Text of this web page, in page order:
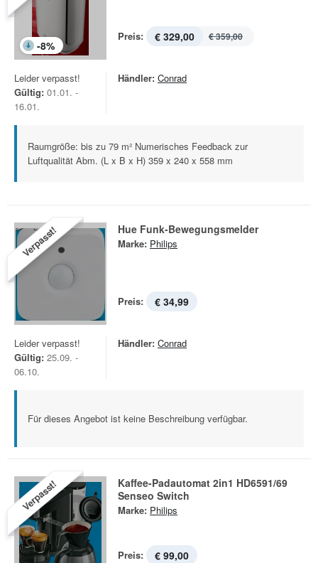
-8%
Preis: € 329,00 € 359,00
Leider verpasst!
Gültig: 01.01. -
16.01.
Händler: Conrad
Raumgröße: bis zu 79 m² Numerisches Feedback zur
Luftqualität Abm. (L x B x H) 359 x 240 x 558 mm
Verpasst! Hue Funk-Bewegungsmelder
Marke: Philips
Preis: € 34,99
Leider verpasst!
Gültig: 25.09. -
06.10.
Händler: Conrad
Für dieses Angebot ist keine Beschreibung verfügbar.
Verpasst!
Kaffee-Padautomat 2in1 HD6591/69
Senseo Switch
Marke: Philips
Preis: € 99,00